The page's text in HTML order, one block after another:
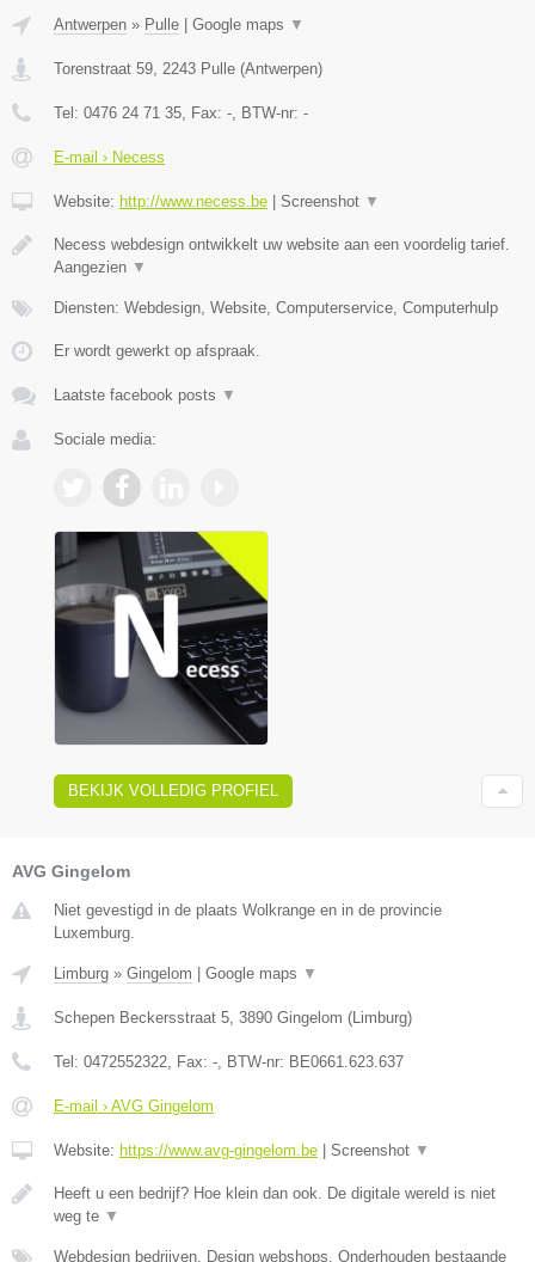
Antwerpen » Pulle Google maps ▼
Torenstraat 59, 2243 Pulle (Antwerpen)
Tel: 0476 24 71 35, Fax: -, BTW-nr: -
E-mail › Necess
Website: http://www.necess.be Screenshot ▼
Necess webdesign ontwikkelt uw website aan een voordelig tarief.
Aangezien ▼
Diensten: Webdesign, Website, Computerservice, Computerhulp
Er wordt gewerkt op afspraak.
Laatste facebook posts ▼
Sociale media:
BEKIJK VOLLEDIG PROFIEL
AVG Gingelom
Niet gevestigd in de plaats Wolkrange en in de provincie
Luxemburg.
Limburg » Gingelom Google maps ▼
Schepen Beckersstraat 5, 3890 Gingelom (Limburg)
Tel: 0472552322, Fax: -, BTW-nr: BE0661.623.637
E-mail › AVG Gingelom
Website: https://www.avg-gingelom.be Screenshot ▼
Heeft u een bedrijf? Hoe klein dan ook. De digitale wereld is niet
weg te ▼
Webdesign bedrijven, Design webshops, Onderhouden bestaande